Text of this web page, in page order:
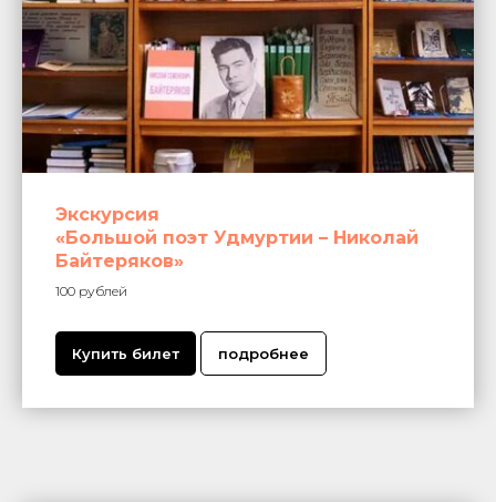
Экскурсия
«Большой поэт Удмуртии – Николай
Байтеряков»
100 рублей
Купить билет подробнее